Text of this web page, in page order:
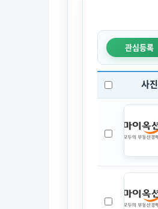
관심등록
사진